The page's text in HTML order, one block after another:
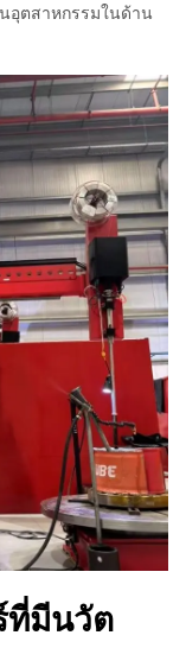
อุตสาหกรรมในด้าน
ที่มีนวัต